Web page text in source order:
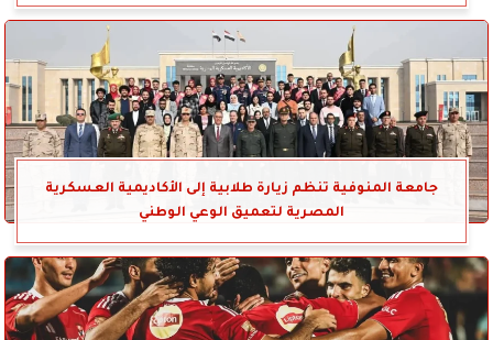
جامعة المنوفية تنظم زيارة طلابية إلى الأكاديمية العسكرية
المصرية لتعميق الوعي الوطني